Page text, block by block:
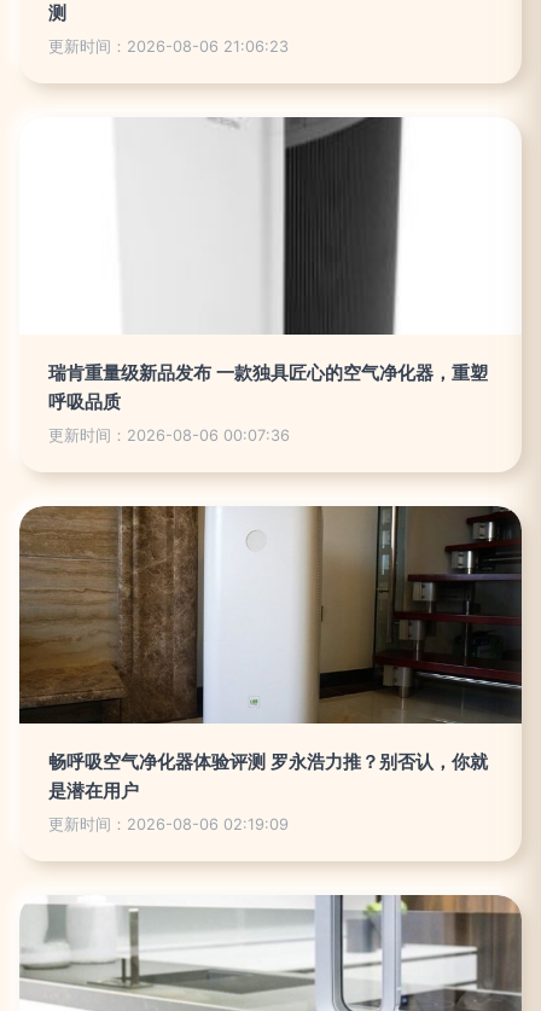
测
更新时间：2026-08-06 21:06:23
瑞肯重量级新品发布 一款独具匠心的空气净化器，重塑
呼吸品质
更新时间：2026-08-06 00:07:36
畅呼吸空气净化器体验评测 罗永浩力推？别否认，你就
是潜在用户
更新时间：2026-08-06 02:19:09